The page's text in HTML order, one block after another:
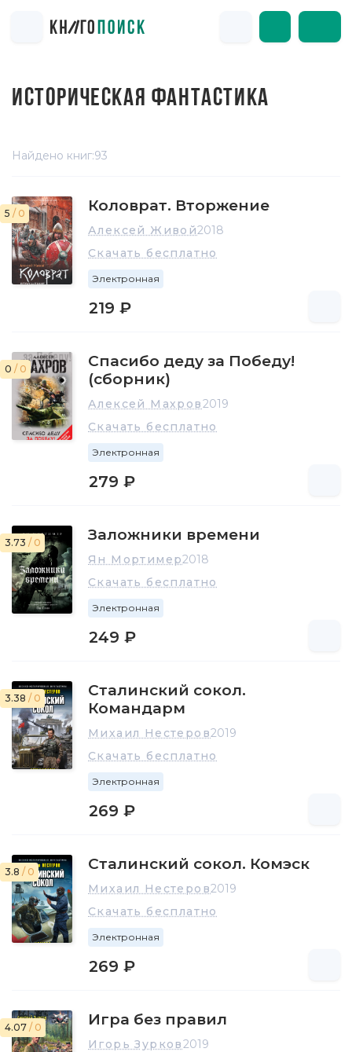
ИСТОРИЧЕСКАЯ ФАНТАСТИКА
Найдено книг:93
5 / 0 Коловрат. Вторжение
Алексей Живой2018
Скачать бесплатно
Электронная
219 ₽
0 / 0
Спасибо деду за Победу!
(сборник)
Алексей Махров2019
Скачать бесплатно
Электронная
279 ₽
3.73 / 0 Заложники времени
Ян Мортимер2018
Скачать бесплатно
Электронная
249 ₽
3.38 / 0
Сталинский сокол.
Командарм
Михаил Нестеров2019
Скачать бесплатно
Электронная
269 ₽
3.8 / 0 Сталинский сокол. Комэск
Михаил Нестеров2019
Скачать бесплатно
Электронная
269 ₽
4.07 / 0 Игра без правил
Игорь Зурков2019